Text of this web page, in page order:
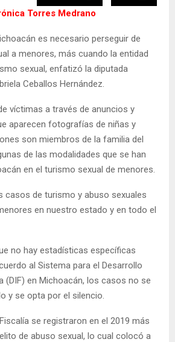
Torres Medrano
es necesario perseguir de
a menores, más cuando la entidad
sexual, enfatizó la diputada
Ceballos Hernández.
víctimas a través de anuncios y
aparecen fotografías de niñas y
son miembros de la familia del
de las modalidades que se han
en el turismo sexual de menores.
casos de turismo y abuso sexuales
en nuestro estado y en todo el
no hay estadísticas específicas
al Sistema para el Desarrollo
(DIF) en Michoacán, los casos no se
y se opta por el silencio.
se registraron en el 2019 más
de abuso sexual, lo cual colocó a